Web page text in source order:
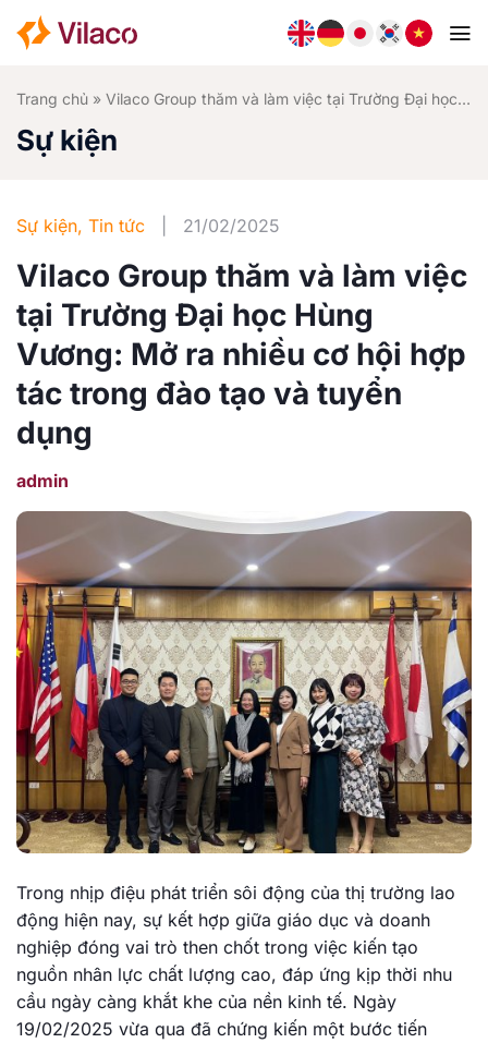
qua
Trang chủ » Vilaco Group thăm và làm việc tại Trường Đại học Hùng Vương: Mở ra nhiều cơ hội hợp tác trong đào tạo và tuyển dụng
Sự kiện
Sự kiện, Tin tức 21/02/2025
Vilaco Group thăm và làm việc
tại Trường Đại học Hùng
Vương: Mở ra nhiều cơ hội hợp
tác trong đào tạo và tuyển
dụng
admin
Trong nhịp điệu phát triển sôi động của thị trường lao
động hiện nay, sự kết hợp giữa giáo dục và doanh
nghiệp đóng vai trò then chốt trong việc kiến tạo
nguồn nhân lực chất lượng cao, đáp ứng kịp thời nhu
cầu ngày càng khắt khe của nền kinh tế. Ngày
19/02/2025 vừa qua đã chứng kiến một bước tiến